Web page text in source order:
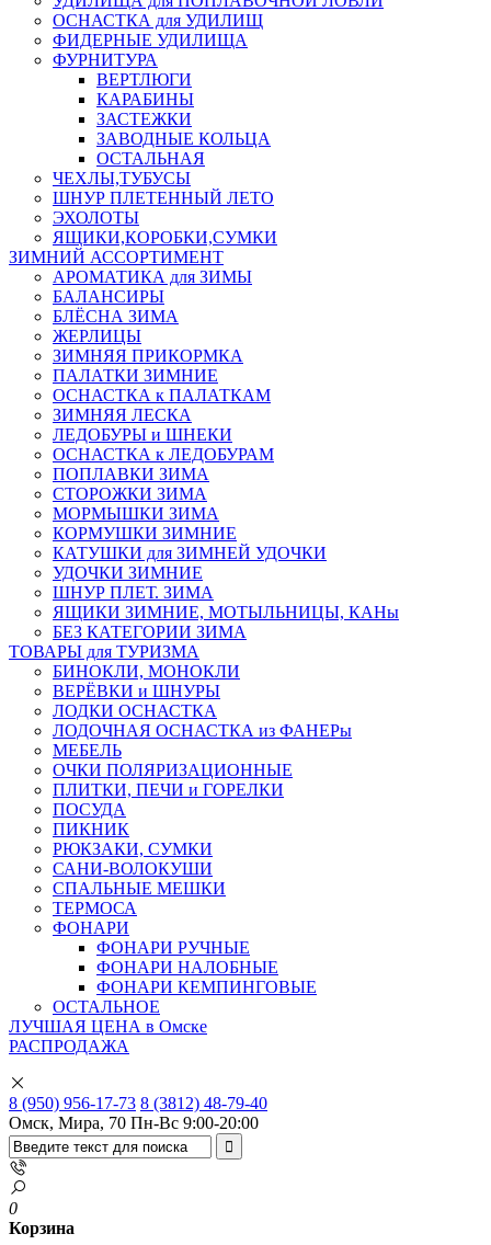
ОСНАСТКА для УДИЛИЩ
ФИДЕРНЫЕ УДИЛИЩА
ФУРНИТУРА
ВЕРТЛЮГИ
КАРАБИНЫ
ЗАСТЕЖКИ
ЗАВОДНЫЕ КОЛЬЦА
ОСТАЛЬНАЯ
ЧЕХЛЫ,ТУБУСЫ
ШНУР ПЛЕТЕННЫЙ ЛЕТО
ЭХОЛОТЫ
ЯЩИКИ,КОРОБКИ,СУМКИ
ЗИМНИЙ АССОРТИМЕНТ
АРОМАТИКА для ЗИМЫ
БАЛАНСИРЫ
БЛЁСНА ЗИМА
ЖЕРЛИЦЫ
ЗИМНЯЯ ПРИКОРМКА
ПАЛАТКИ ЗИМНИЕ
ОСНАСТКА к ПАЛАТКАМ
ЗИМНЯЯ ЛЕСКА
ЛЕДОБУРЫ и ШНЕКИ
ОСНАСТКА к ЛЕДОБУРАМ
ПОПЛАВКИ ЗИМА
СТОРОЖКИ ЗИМА
МОРМЫШКИ ЗИМА
КОРМУШКИ ЗИМНИЕ
КАТУШКИ для ЗИМНЕЙ УДОЧКИ
УДОЧКИ ЗИМНИЕ
ШНУР ПЛЕТ. ЗИМА
ЯЩИКИ ЗИМНИЕ, МОТЫЛЬНИЦЫ, КАНы
БЕЗ КАТЕГОРИИ ЗИМА
ТОВАРЫ для ТУРИЗМА
БИНОКЛИ, МОНОКЛИ
ВЕРЁВКИ и ШНУРЫ
ЛОДКИ ОСНАСТКА
ЛОДОЧНАЯ ОСНАСТКА из ФАНЕРы
МЕБЕЛЬ
ОЧКИ ПОЛЯРИЗАЦИОННЫЕ
ПЛИТКИ, ПЕЧИ и ГОРЕЛКИ
ПОСУДА
ПИКНИК
РЮКЗАКИ, СУМКИ
САНИ-ВОЛОКУШИ
СПАЛЬНЫЕ МЕШКИ
ТЕРМОСА
ФОНАРИ
ФОНАРИ РУЧНЫЕ
ФОНАРИ НАЛОБНЫЕ
ФОНАРИ КЕМПИНГОВЫЕ
ОСТАЛЬНОЕ
ЛУЧШАЯ ЦЕНА в Омске
РАСПРОДАЖА
8 (950) 956-17-73 8 (3812) 48-79-40
Омск, Мира, 70 Пн-Вс 9:00-20:00
0
Корзина